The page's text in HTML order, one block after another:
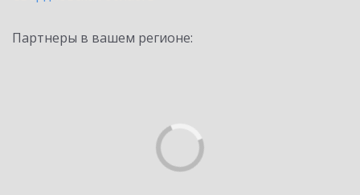
Партнеры в вашем регионе: